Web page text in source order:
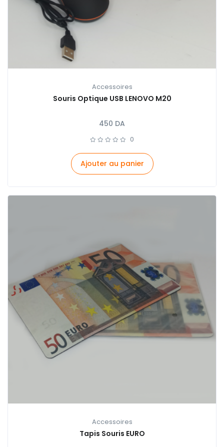
Accessoires
Souris Optique USB LENOVO M20
450 DA
0
Ajouter au panier
Accessoires
Tapis Souris EURO